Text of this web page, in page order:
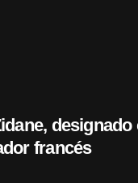
designado
francés